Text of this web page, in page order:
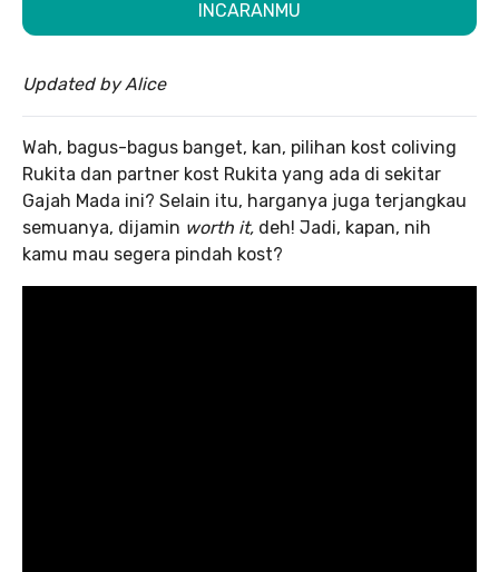
INCARANMU
Updated by Alice
Wah, bagus-bagus banget, kan, pilihan kost coliving
Rukita dan partner kost Rukita yang ada di sekitar
Gajah Mada ini? Selain itu, harganya juga terjangkau
semuanya, dijamin worth it, deh! Jadi, kapan, nih
kamu mau segera pindah kost?